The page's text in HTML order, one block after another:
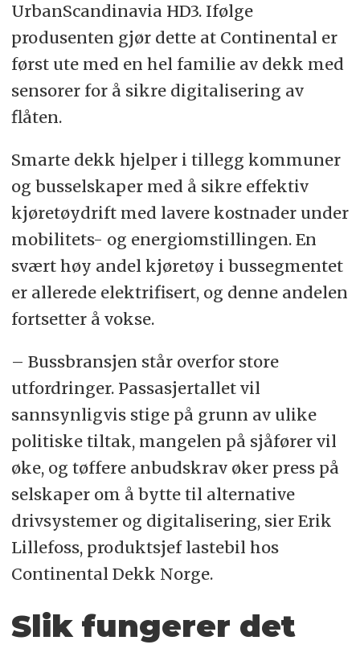
UrbanScandinavia HD3. Ifølge
produsenten gjør dette at Continental er
først ute med en hel familie av dekk med
sensorer for å sikre digitalisering av
flåten.
Smarte dekk hjelper i tillegg kommuner
og busselskaper med å sikre effektiv
kjøretøydrift med lavere kostnader under
mobilitets- og energiomstillingen. En
svært høy andel kjøretøy i bussegmentet
er allerede elektrifisert, og denne andelen
fortsetter å vokse.
– Bussbransjen står overfor store
utfordringer. Passasjertallet vil
sannsynligvis stige på grunn av ulike
politiske tiltak, mangelen på sjåfører vil
øke, og tøffere anbudskrav øker press på
selskaper om å bytte til alternative
drivsystemer og digitalisering, sier Erik
Lillefoss, produktsjef lastebil hos
Continental Dekk Norge.
Slik fungerer det